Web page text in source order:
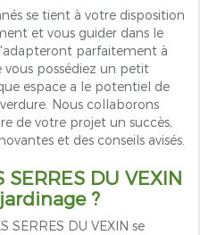
se tient à votre disposition
et vous guider dans le
parfaitement à
possédiez un petit
espace a le potentiel de
Nous collaborons
de votre projet un succès,
et des conseils avisés.
DU VEXIN
?
SERRES DU VEXIN se